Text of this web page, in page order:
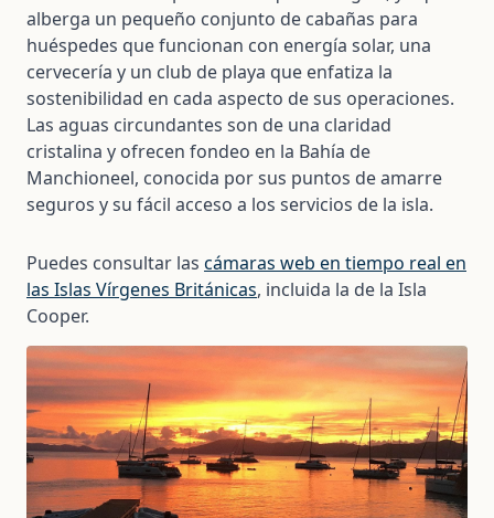
alberga un pequeño conjunto de cabañas para
huéspedes que funcionan con energía solar, una
cervecería y un club de playa que enfatiza la
sostenibilidad en cada aspecto de sus operaciones.
Las aguas circundantes son de una claridad
cristalina y ofrecen fondeo en la Bahía de
Manchioneel, conocida por sus puntos de amarre
seguros y su fácil acceso a los servicios de la isla.
Puedes consultar las cámaras web en tiempo real en
las Islas Vírgenes Británicas, incluida la de la Isla
Cooper.